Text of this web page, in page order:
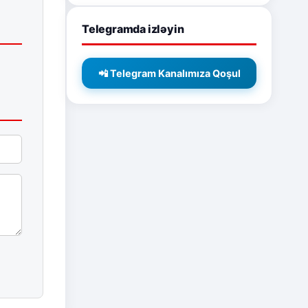
Telegramda izləyin
📲 Telegram Kanalımıza Qoşul